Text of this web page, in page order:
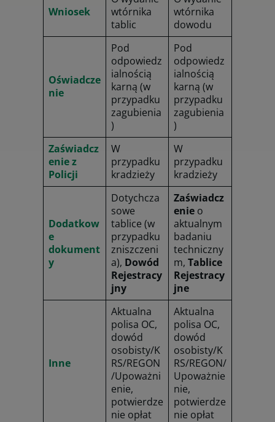
Wniosek
wtórnika
tablic
wtórnika
dowodu
Oświadcze
nie
Pod
odpowiedz
ialnością
karną (w
przypadku
zagubienia
)
Pod
odpowiedz
ialnością
karną (w
przypadku
zagubienia
)
Zaświadcz
enie z
Policji
W
przypadku
kradzieży
W
przypadku
kradzieży
Dodatkow
e
dokument
y
Dotychcza
sowe
tablice (w
przypadku
zniszczeni
a), Dowód
Rejestracy
jny
Zaświadcz
enie o
aktualnym
badaniu
techniczny
m, Tablice
Rejestracy
jne
Inne
Aktualna
polisa OC,
dowód
osobisty/K
RS/REGON
/Upoważni
enie,
potwierdze
nie opłat
Aktualna
polisa OC,
dowód
osobisty/K
RS/REGON/
Upoważnie
nie,
potwierdze
nie opłat